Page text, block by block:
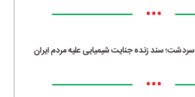
•••
سردشت؛ سند زنده جنایت شیمیایی علیه مردم ایران
•••